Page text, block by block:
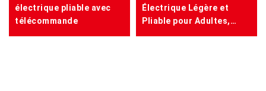
électrique pliable avec
télécommande
Électrique Légère et
Pliable pour Adultes,